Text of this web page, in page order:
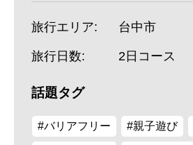
旅行エリア: 台中市
旅行日数: 2日コース
話題タグ
#バリアフリー #親子遊び